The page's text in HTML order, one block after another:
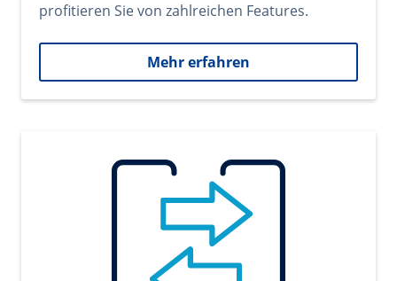
profitieren Sie von zahlreichen Features.
Mehr erfahren